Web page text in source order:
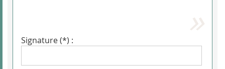
Signature (*) :